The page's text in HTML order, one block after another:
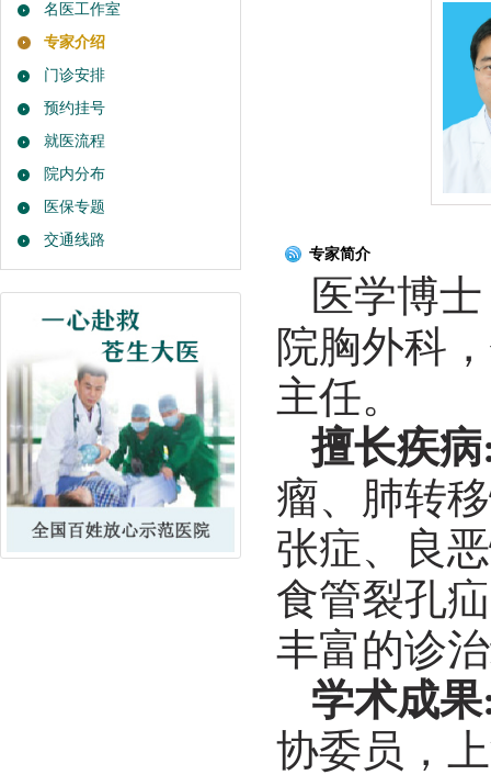
名医工作室
专家介绍
门诊安排
预约挂号
就医流程
院内分布
医保专题
交通线路
专家简介
医学博
院胸外科
主任。
擅长疾
瘤、肺转
张症、良
食管裂孔
丰富的诊
学术成
协委员，